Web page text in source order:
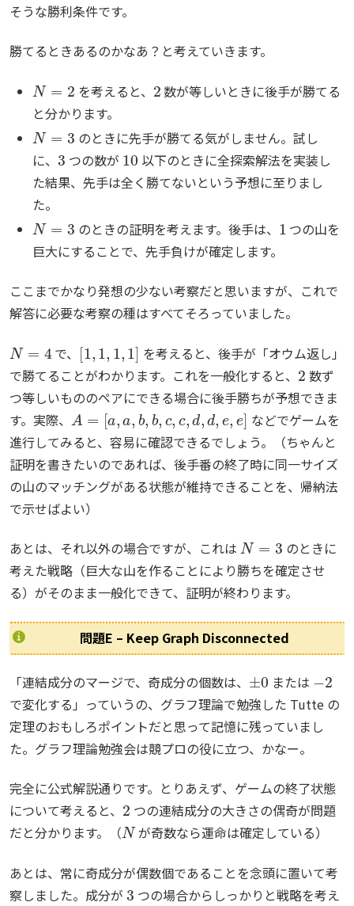
そうな勝利条件です。
勝てるときあるのかなあ？と考えていきます。
を考えると、
数が等しいときに後手が勝てる
と分かります。
N=3
のときに先手が勝てる気がしません。試し
に、
3
つの数が
10
以下のときに全探索解法を実装し
た結果、先手は全く勝てないという予想に至りまし
た。
N=
のときの証明を考えます。後手は、
つの山を
巨大にすることで、先手負けが確定します。
ここまでかなり発想の少ない考察だと思いますが、これで
解答に必要な考察の種はすべてそろっていました。
で、
[ ]
を考えると、後手が「オウム返し」
で勝てることがわかります。これを一般化すると、
2
数ず
つ等しいもののペアにできる場合に後手勝ちが予想できま
す。実際、
A=[a ,a b, b c,c,d,d,e,e]
などでゲームを
進行してみると、容易に確認できるでしょう。（ちゃんと
証明を書きたいのであれば、後手番の終了時に同一サイズ
の山のマッチングがある状態が維持できることを、帰納法
で示せばよい）
あとは、それ以外の場合ですが、これは
のときに
考えた戦略（巨大な山を作ることにより勝ちを確定させ
る）がそのまま一般化できて、証明が終わります。
問題E – Keep Graph Disconnected
「連結成分のマージで、奇成分の個数は、 または
で変化する」っていうの、グラフ理論で勉強した Tutte の
定理のおもしろポイントだと思って記憶に残っていまし
た。グラフ理論勉強会は競プロの役に立つ、かなー。
完全に公式解説通りです。とりあえず、ゲームの終了状態
について考えると、
2
つの連結成分の大きさの偶奇が問題
だと分かります。（
N
が奇数なら運命は確定している）
あとは、常に奇成分が偶数個であることを念頭に置いて考
察しました。成分が
3
つの場合からしっかりと戦略を考え